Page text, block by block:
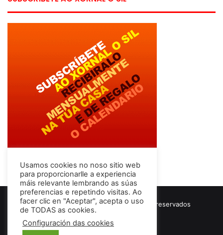
© Copyright 2026, Todos los derechos reservados
Términos & Condiciones
Usamos cookies no noso sitio web
para proporcionarlle a experiencia
máis relevante lembrando as súas
preferencias e repetindo visitas. Ao
facer clic en "Aceptar", acepta o uso
de TODAS as cookies.
Configuración das cookies